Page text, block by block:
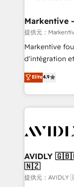
せください。
🎯Demand
ABM, AEO, SEO, &
Build high-
& conversion
AI, & maximize
Integrations:
Markentive
提供元：
Markentive
d'intégration
North America.
marketing
webdesign. Markentive is both a consulting firm, a
digital agency
CRM and
Elite4.9
AVIDLY
🇳🇿
提供元：